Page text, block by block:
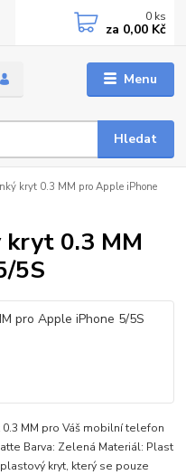
Menu
Hledat
0 ks
za 0,00 Kč
kryt 0.3 MM pro Apple iPhone
0.3 MM
5S
MM pro Váš mobilní telefon
Barva: Zelená Materiál: Plast
kryt, který se pouze